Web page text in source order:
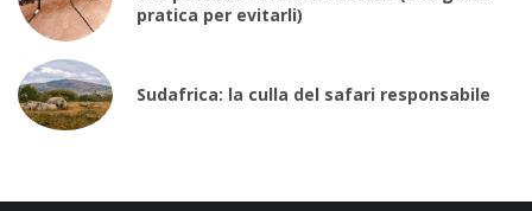
pratica per evitarli)
Sudafrica: la culla del safari responsabile